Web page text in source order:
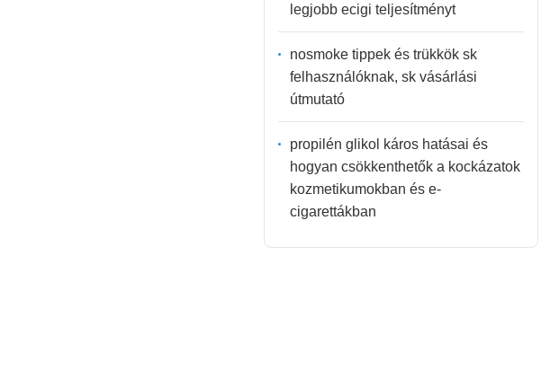
legjobb ecigi teljesítményt
nosmoke tippek és trükkök sk
felhasználóknak, sk vásárlási
útmutató
propilén glikol káros hatásai és
hogyan csökkenthetők a kockázatok
kozmetikumokban és e-
cigarettákban